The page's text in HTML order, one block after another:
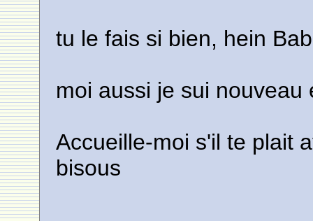
tu le fais si bien, hein
moi aussi je sui
Accueille-moi s'il te plait
bisous